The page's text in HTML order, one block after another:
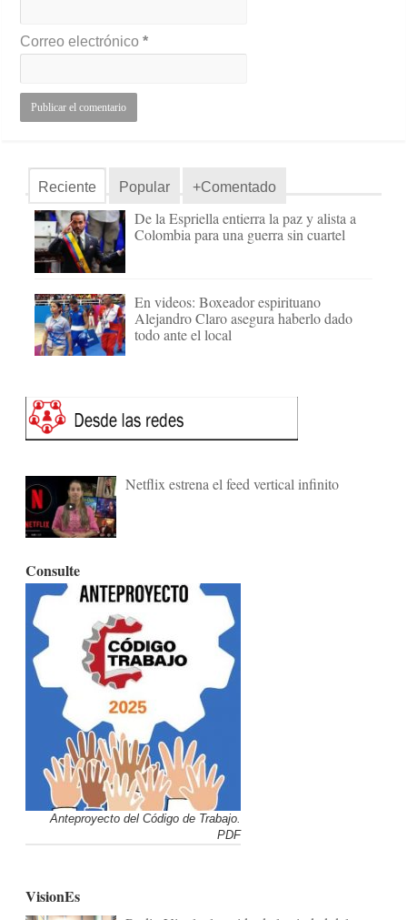
Correo electrónico*
Reciente Popular +Comentado
De la Espriella entierra la paz y alista a
Colombia para una guerra sin cuartel
En videos: Boxeador espirituano
Alejandro Claro asegura haberlo dado
todo ante el local
Netflix estrena el feed vertical infinito
Consulte
Anteproyecto del Código de Trabajo.
PDF
VisionEs